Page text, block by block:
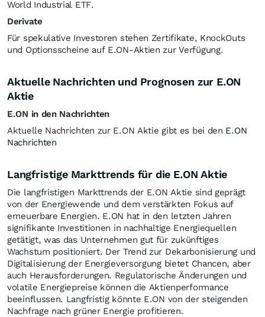
World Industrial ETF.
Derivate
Für spekulative Investoren stehen Zertifikate, KnockOuts
und Optionsscheine auf E.ON-Aktien zur Verfügung.
Aktuelle Nachrichten und Prognosen zur E.ON
Aktie
E.ON in den Nachrichten
Aktuelle Nachrichten zur E.ON Aktie gibt es bei den E.ON
Nachrichten
Langfristige Markttrends für die E.ON Aktie
Die langfristigen Markttrends der E.ON Aktie sind geprägt
von der Energiewende und dem verstärkten Fokus auf
erneuerbare Energien. E.ON hat in den letzten Jahren
signifikante Investitionen in nachhaltige Energiequellen
getätigt, was das Unternehmen gut für zukünftiges
Wachstum positioniert. Der Trend zur Dekarbonisierung und
Digitalisierung der Energieversorgung bietet Chancen, aber
auch Herausforderungen. Regulatorische Änderungen und
volatile Energiepreise können die Aktienperformance
beeinflussen. Langfristig könnte E.ON von der steigenden
Nachfrage nach grüner Energie profitieren.